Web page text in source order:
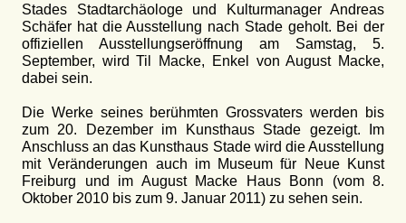
Stades Stadtarchäologe und Kulturmanager Andreas
Schäfer hat die Ausstellung nach Stade geholt. Bei der
offiziellen Ausstellungseröffnung am Samstag, 5.
September, wird Til Macke, Enkel von August Macke,
dabei sein.
Die Werke seines berühmten Grossvaters werden bis
zum 20. Dezember im Kunsthaus Stade gezeigt. Im
Anschluss an das Kunsthaus Stade wird die Ausstellung
mit Veränderungen auch im Museum für Neue Kunst
Freiburg und im August Macke Haus Bonn (vom 8.
Oktober 2010 bis zum 9. Januar 2011) zu sehen sein.